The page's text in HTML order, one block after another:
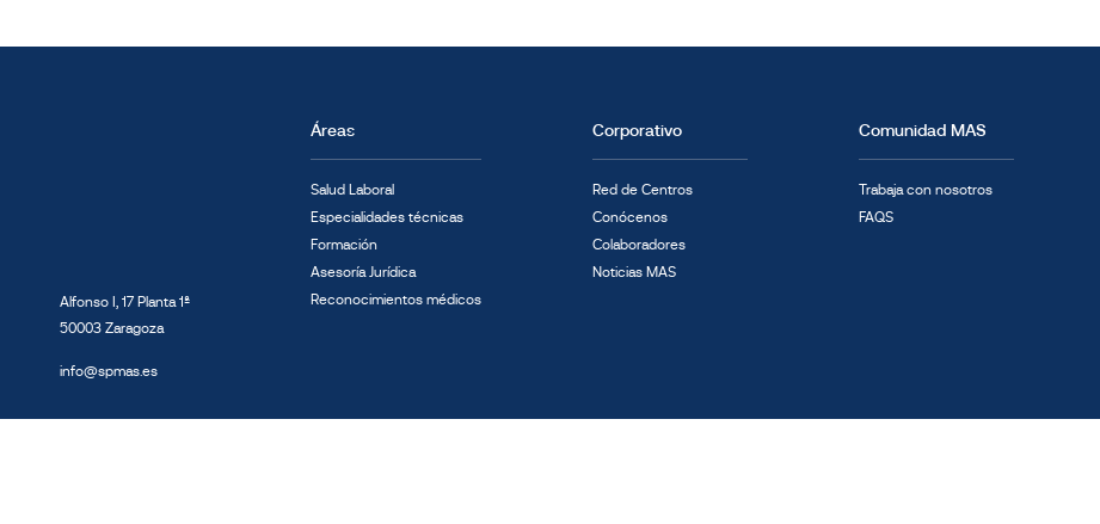
Alfonso I, 17 Planta 1ª
50003 Zaragoza
info@spmas.es
Áreas
Salud Laboral
Especialidades técnicas
Formación
Asesoría Jurídica
Reconocimientos médicos
Corporativo
Red de Centros
Conócenos
Colaboradores
Noticias MAS
Comunidad MAS
Trabaja con nosotros
FAQS